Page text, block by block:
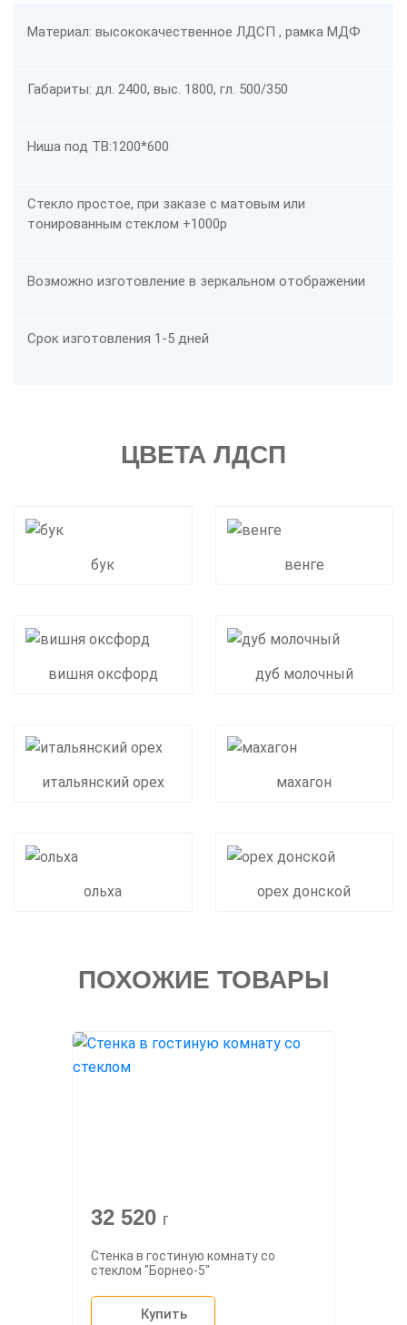
Материал: высококачественное ЛДСП , рамка МДФ
Габариты: дл. 2400, выс. 1800, гл. 500/350
Ниша под ТВ:1200*600
Стекло простое, при заказе с матовым или
тонированным стеклом +1000р
Возможно изготовление в зеркальном отображении
Срок изготовления 1-5 дней
ЦВЕТА ЛДСП
бук венге
вишня оксфорд дуб молочный
итальянский орех махагон
ольха орех донской
ПОХОЖИЕ ТОВАРЫ
32 520 г
Стенка в гостиную комнату со
стеклом "Борнео-5"
Купить